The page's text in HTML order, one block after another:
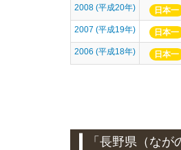
2008 (平成20年) 日本一
2007 (平成19年) 日本一
2006 (平成18年) 日本一
「長野県（なが